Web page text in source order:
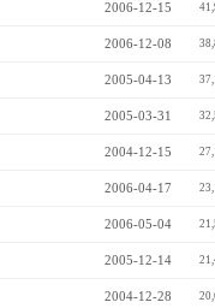
2006-12-15
2006-12-08
2005-04-13
2005-03-31
2004-12-15
2006-04-17
2006-05-04
2005-12-14
2004-12-28